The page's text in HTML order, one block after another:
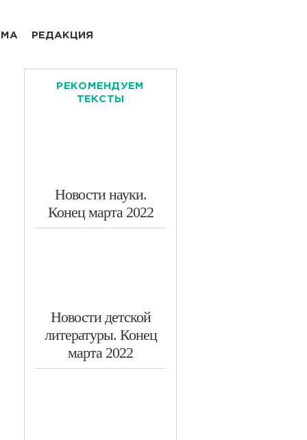
РЕДАКЦИЯ
РЕКОМЕНДУЕМ
ТЕКСТЫ
​Новости науки.
Конец марта 2022
​Новости детской
литературы. Конец
марта 2022